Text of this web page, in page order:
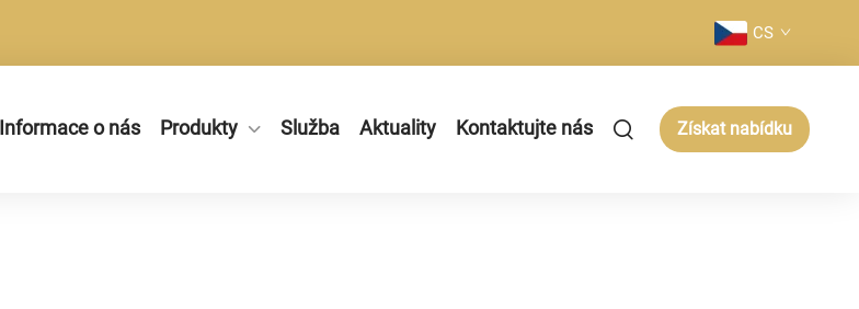
CS
Informace o nás Produkty Služba Aktuality Kontaktujte nás Získat nabídku